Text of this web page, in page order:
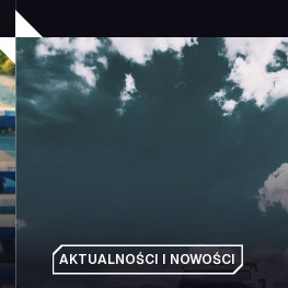
wyniki finansowe
Boom infrastrukturalny w
AKTUALNOŚCI I NOWOŚCI